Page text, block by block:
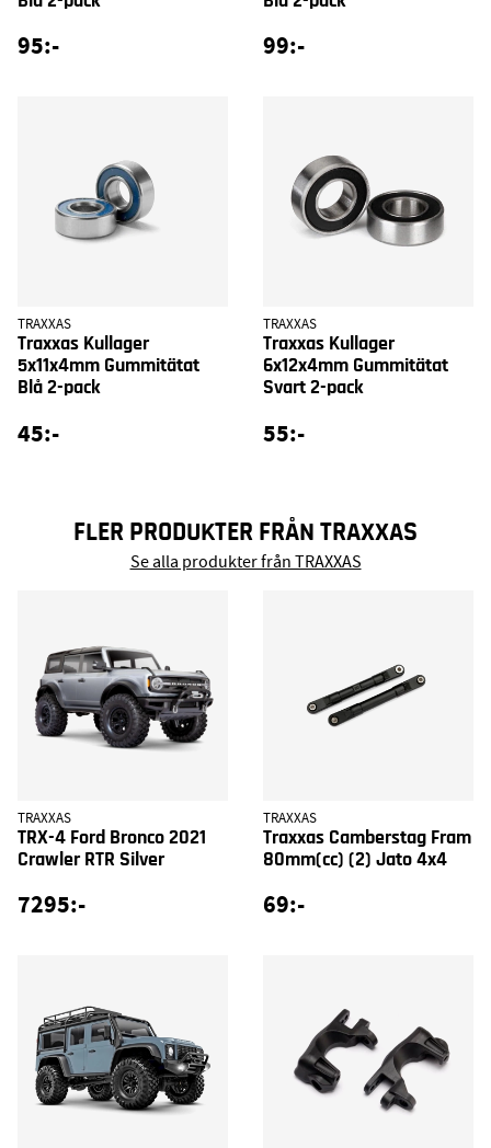
95:- 99:-
TRAXXAS
Traxxas Kullager
5x11x4mm Gummitätat
Blå 2-pack
45:-
TRAXXAS
Traxxas Kullager
6x12x4mm Gummitätat
Svart 2-pack
55:-
FLER PRODUKTER FRÅN TRAXXAS
Se alla produkter från TRAXXAS
TRAXXAS
TRX-4 Ford Bronco 2021
Crawler RTR Silver
7295:-
TRAXXAS
Traxxas Camberstag Fram
80mm(cc) (2) Jato 4x4
69:-